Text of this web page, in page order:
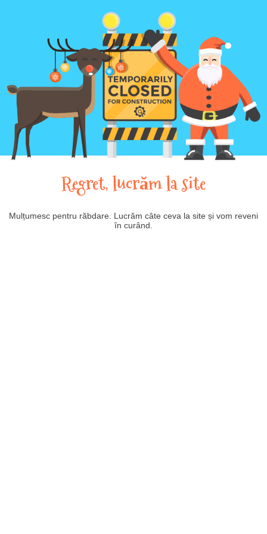
Regret, lucrăm la site
Mulțumesc pentru răbdare. Lucrăm câte ceva la site și vom reveni
în curând.